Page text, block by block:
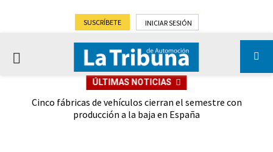
SUSCRÍBETE INICIAR SESIÓN
PRIMARY
ÚLTIMAS NOTICIAS
Cinco fábricas de vehículos cierran el semestre con
producción a la baja en España